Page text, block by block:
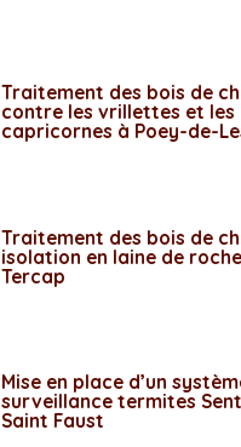
Traitement des bois de
contre les vrillettes et les
capricornes à Poey-de-
Traitement des bois de
isolation en laine de
Tercap
Mise en place d’un
surveillance termites
Saint Faust